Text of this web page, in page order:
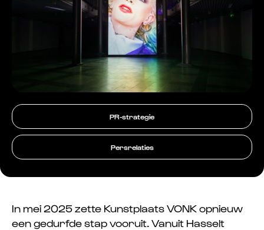
PR-strategie
Persrelaties
In mei 2025 zette Kunstplaats VONK opnieuw
een gedurfde stap vooruit. Vanuit Hasselt